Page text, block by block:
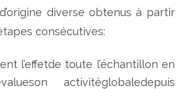
diverse obtenus à partir
consécutives:
l’effetde toute l’échantillon en
activitéglobaledepuis